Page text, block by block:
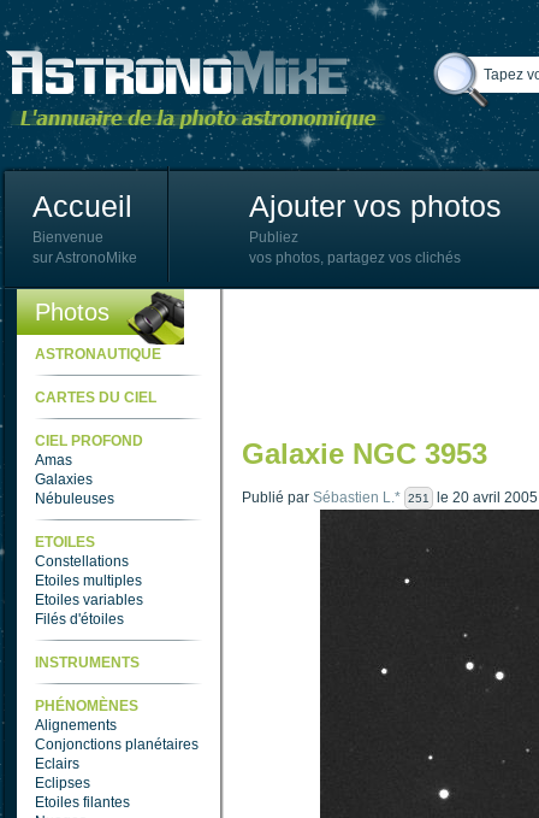
Accueil
Bienvenue
sur AstronoMike
Ajouter vos photos
Publiez
vos photos, partagez vos clichés
Photos
ASTRONAUTIQUE
CARTES DU CIEL
CIEL PROFOND
Amas
Galaxies
Nébuleuses
ETOILES
Constellations
Etoiles multiples
Etoiles variables
Filés d'étoiles
INSTRUMENTS
PHÉNOMÈNES
Alignements
Conjonctions planétaires
Eclairs
Eclipses
Etoiles filantes
Galaxie NGC 3953
Publié par Sébastien L.* 251 le 20 avril